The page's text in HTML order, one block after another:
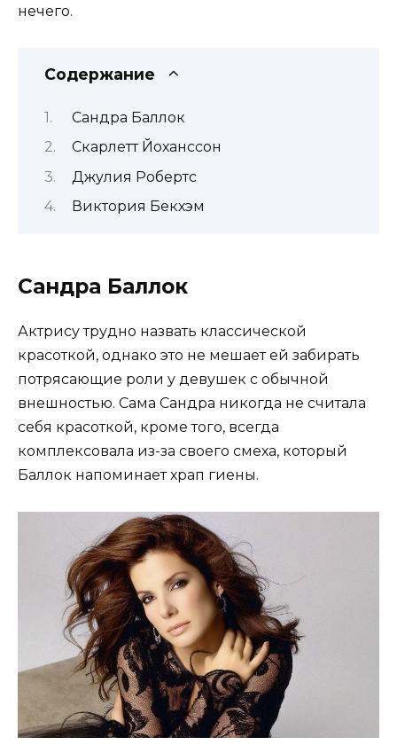
нечего.
Содержание
Сандра Баллок
Скарлетт Йоханссон
Джулия Робертс
Виктория Бекхэм
Сандра Баллок
Актрису трудно назвать классической
красоткой, однако это не мешает ей забирать
потрясающие роли у девушек с обычной
внешностью. Сама Сандра никогда не считала
себя красоткой, кроме того, всегда
комплексовала из-за своего смеха, который
Баллок напоминает храп гиены.